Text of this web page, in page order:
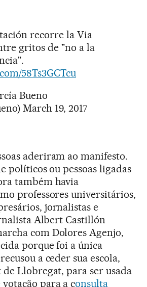
recorre la Via
gritos de "no a la
58Ts3GCTcu
Bueno
March 19, 2017
aderiram ao manifesto.
políticos ou pessoas ligadas
também havia
professores universitários,
jornalistas e
Albert Castillón
com Dolores Agenjo,
porque foi a única
a ceder sua escola,
de Llobregat, para ser usada
para a consulta